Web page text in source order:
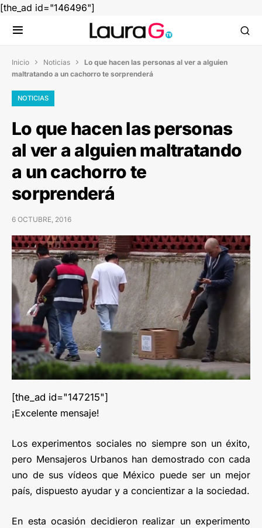
[the_ad id="146496"]
Inicio  Noticias  Lo que hacen las personas al ver a alguien
maltratando a un cachorro te sorprenderá
NOTICIAS
Lo que hacen las personas
al ver a alguien maltratando
a un cachorro te
sorprenderá
6 OCTUBRE, 2016
[the_ad id="147215"]
¡Excelente mensaje!
Los experimentos sociales no siempre son un éxito,
pero Mensajeros Urbanos han demostrado con cada
uno de sus vídeos que México puede ser un mejor
país, dispuesto ayudar y a concientizar a la sociedad.
En esta ocasión decidieron realizar un experimento